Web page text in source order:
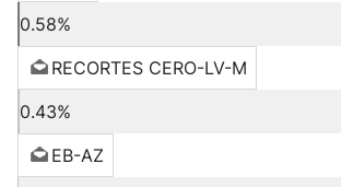
0.58%
RECORTES CERO-LV-M
0.43%
EB-AZ